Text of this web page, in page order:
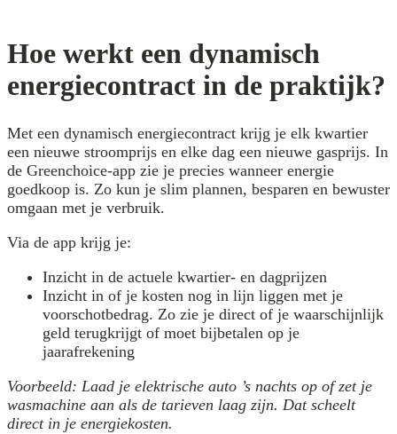
Hoe werkt een dynamisch
energiecontract in de praktijk?
Met een dynamisch energiecontract krijg je elk kwartier
een nieuwe stroomprijs en elke dag een nieuwe gasprijs. In
de Greenchoice-app zie je precies wanneer energie
goedkoop is. Zo kun je slim plannen, besparen en bewuster
omgaan met je verbruik.
Via de app krijg je:
Inzicht in de actuele kwartier- en dagprijzen
Inzicht in of je kosten nog in lijn liggen met je
voorschotbedrag. Zo zie je direct of je waarschijnlijk
geld terugkrijgt of moet bijbetalen op je
jaarafrekening
Voorbeeld: Laad je elektrische auto ’s nachts op of zet je
wasmachine aan als de tarieven laag zijn. Dat scheelt
direct in je energiekosten.